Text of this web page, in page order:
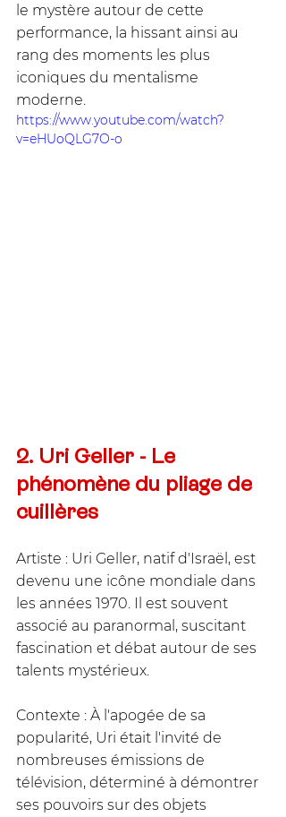
le mystère autour de cette
performance, la hissant ainsi au
rang des moments les plus
iconiques du mentalisme
moderne.
https://www.youtube.com/watch?
v=eHUoQLG7O-o
2. Uri Geller - Le
phénomène du pliage de
cuillères
Artiste : Uri Geller, natif d'Israël, est
devenu une icône mondiale dans
les années 1970. Il est souvent
associé au paranormal, suscitant
fascination et débat autour de ses
talents mystérieux.
Contexte : À l'apogée de sa
popularité, Uri était l'invité de
nombreuses émissions de
télévision, déterminé à démontrer
ses pouvoirs sur des objets